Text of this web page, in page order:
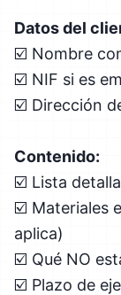
Datos del
☑️ Nombre
☑️ NIF si es
☑️ Dirección
Contenido:
☑️ Lista
☑️ Materiales
aplica)
☑️ Qué NO
☑️ Plazo de